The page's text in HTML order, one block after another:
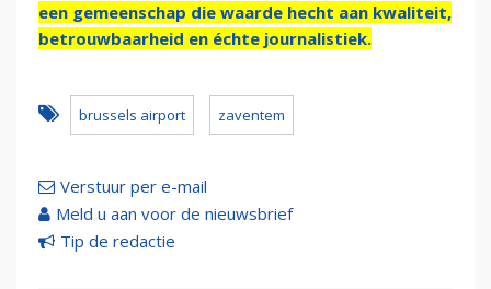
een gemeenschap die waarde hecht aan kwaliteit,
betrouwbaarheid en échte journalistiek.
brussels airport zaventem
Verstuur per e-mail
Meld u aan voor de nieuwsbrief
Tip de redactie